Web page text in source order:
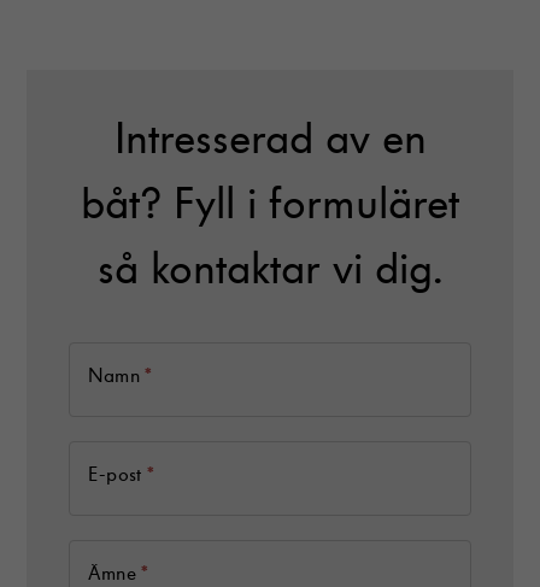
Intresserad av en
båt? Fyll i formuläret
så kontaktar vi dig.
Namn*
E-post *
Ämne*